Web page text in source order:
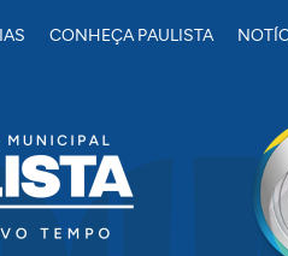
CONHEÇA PAULISTA